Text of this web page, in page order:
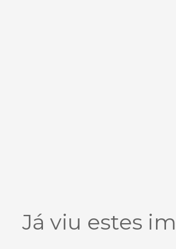
Já viu estes